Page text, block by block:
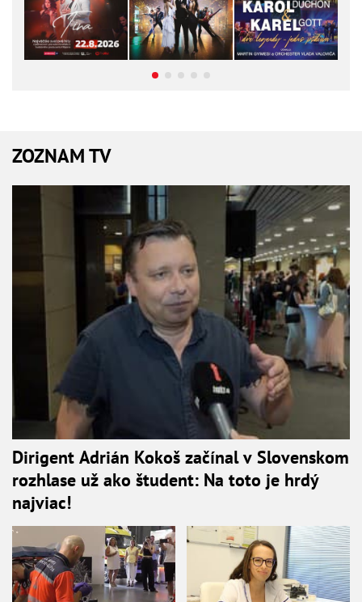
ZOZNAM TV
Dirigent Adrián Kokoš začínal v Slovenskom
rozhlase už ako študent: Na toto je hrdý
najviac!